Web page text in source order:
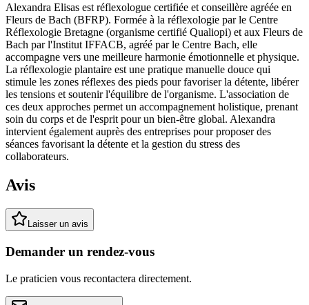
Alexandra Elisas est réflexologue certifiée et conseillère agréée en
Fleurs de Bach (BFRP). Formée à la réflexologie par le Centre
Réflexologie Bretagne (organisme certifié Qualiopi) et aux Fleurs de
Bach par l'Institut IFFACB, agréé par le Centre Bach, elle
accompagne vers une meilleure harmonie émotionnelle et physique.
La réflexologie plantaire est une pratique manuelle douce qui
stimule les zones réflexes des pieds pour favoriser la détente, libérer
les tensions et soutenir l'équilibre de l'organisme. L'association de
ces deux approches permet un accompagnement holistique, prenant
soin du corps et de l'esprit pour un bien-être global. Alexandra
intervient également auprès des entreprises pour proposer des
séances favorisant la détente et la gestion du stress des
collaborateurs.
Avis
Laisser un avis
Demander un rendez-vous
Le praticien vous recontactera directement.